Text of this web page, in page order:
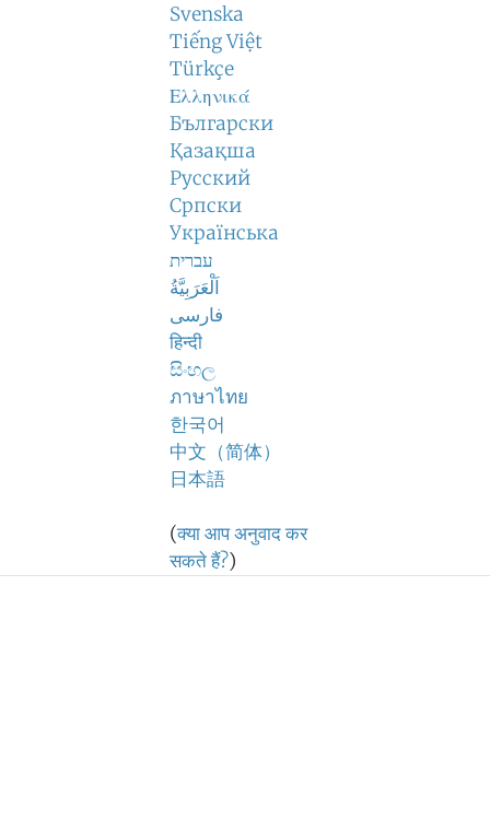
Svenska
Tiếng Việt
Türkçe
Ελληνικά
Български
Қазақша
Русский
Српски
Українська
עברית
اَلْعَرَبِيَّةُ
فارسی
हिन्दी
සිංහල
ภาษาไทย
한국어
中文（简体）
日本語
(क्या आप अनुवाद कर
सकते हैं?)